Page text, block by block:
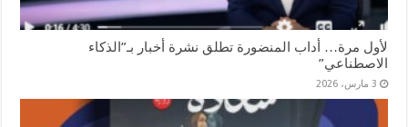
لأول مرة… أداب المنضورة تطلق نشرة أخبار بـ”الذكاء
الاصطناعي”
3 مارس، 2026